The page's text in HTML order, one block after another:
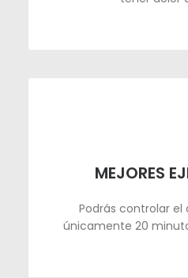
MEJORES
Podrás controlar el
únicamente 20